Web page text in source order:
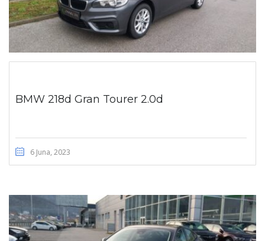
BMW 218d Gran Tourer 2.0d
6 Juna, 2023